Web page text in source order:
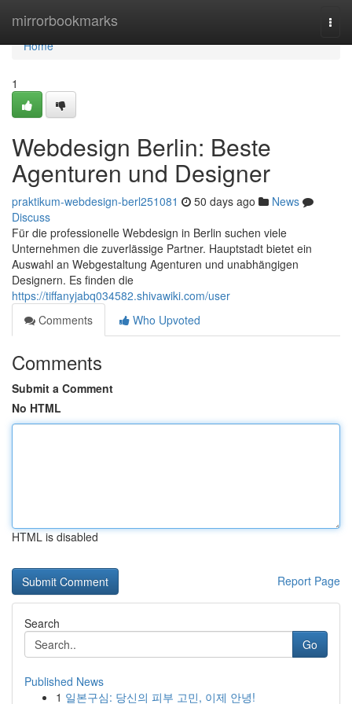
mirrorbookmarks
Home
Home
1
Webdesign Berlin: Beste
Agenturen und Designer
praktikum-webdesign-berl251081 50 days ago
News
Discuss
Für die professionelle Webdesign in Berlin suchen viele
Unternehmen die zuverlässige Partner. Hauptstadt bietet ein
Auswahl an Webgestaltung Agenturen und unabhängigen
Designern. Es finden die
https://tiffanyjabq034582.shivawiki.com/user
Comments
Who Upvoted
Comments
Submit a Comment
No HTML
HTML is disabled
Report Page
Search
Go
Published News
1 일본구심: 당신의 피부 고민, 이제 안녕!